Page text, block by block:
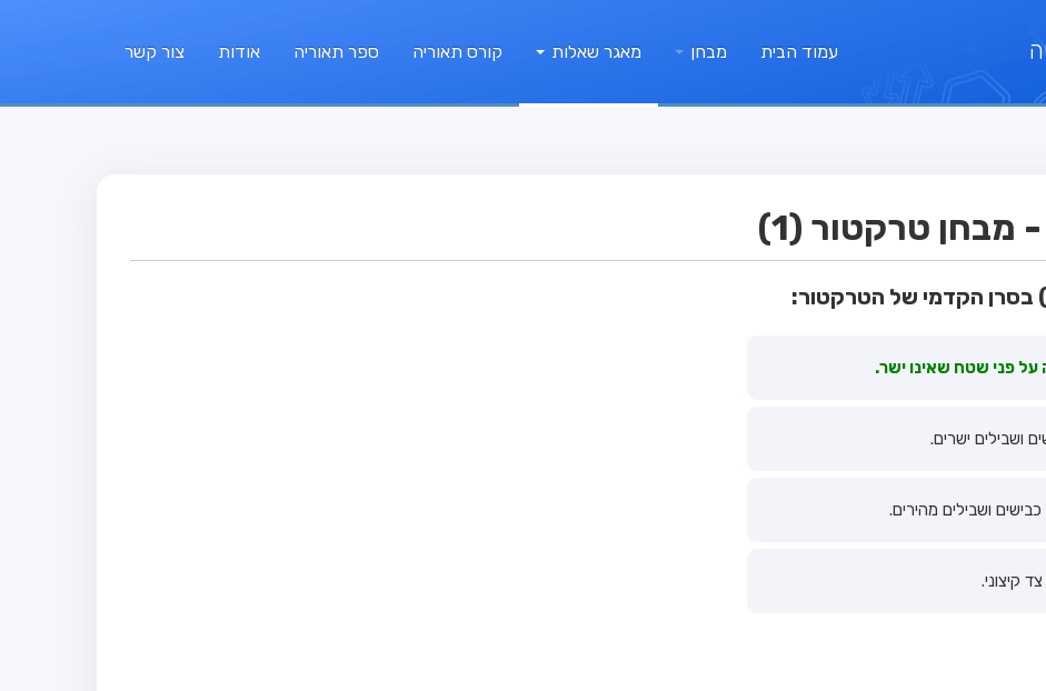
עמוד הבית מבחן מאגר שאלות קורס תאוריה ספר תאוריה אודות צור קשר
טרקטור (1)
בסרן הקדמי של הטרקטור:
על פני שטח שאינו ישר.
ושבילים ישרים.
ושבילים מהירים.
קיצוני.